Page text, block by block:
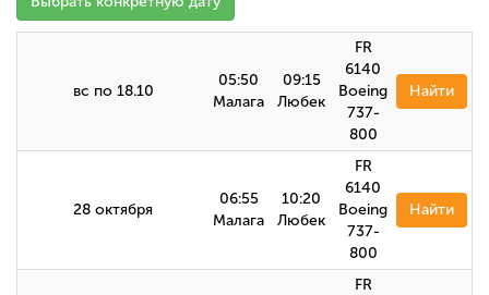
вс по 18.10
05:50
Малага
09:15
Любек
FR
6140
Boeing
737-
800
Найти
28 октября
06:55
Малага
10:20
Любек
FR
6140
Boeing
737-
800
Найти
FR